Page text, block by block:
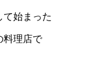
て始まった
料理店で